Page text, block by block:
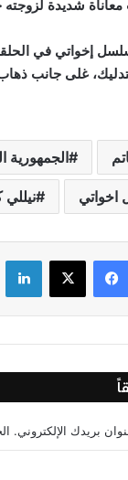
شديدة
إخواتي في
غلى جانب
الجمهورية
فيسبوك
بريدك الإلكتروني.